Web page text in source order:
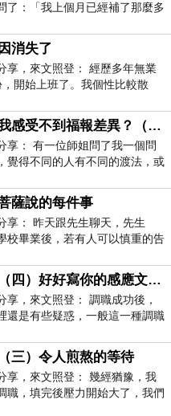
了：「我上個月已經補了那麼多
消失了
享，來文照登： 經歷多年無業
開始上班了。我個性比較散
為什麼迴向後我感受不到福報差異？（一）
享： 有一位師姐問了我一個問
覺得不同的人有不同的渡法，或
薩說的每件事
享： 昨天跟先生聊天，先生
校畢業後，若有人可以慎重的告
神奇調職感應（四）好好寫你的感應文故事
享，來文照登： 調職成功後，
還是有些疑惑，一般這一種調職
三）令人煎熬的等待
享，來文照登： 幾經猶豫，我
職，填完後壓力開始大了，我們